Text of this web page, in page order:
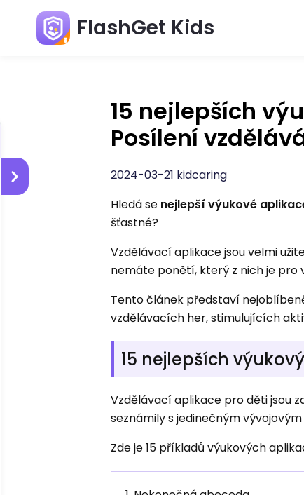
FlashGet Kids
15 nejlepších
Posílení
2024-03-21 kidcaring
Hledá se nejlepší výukové
šťastné?
Vzdělávací aplikace jsou velmi
nemáte ponětí, který z nich je pro
Tento článek představí
vzdělávacích her, stimulujících
15 nejlepších
Vzdělávací aplikace pro děti jsou
seznámily s jedinečným
Zde je 15 příkladů výukových